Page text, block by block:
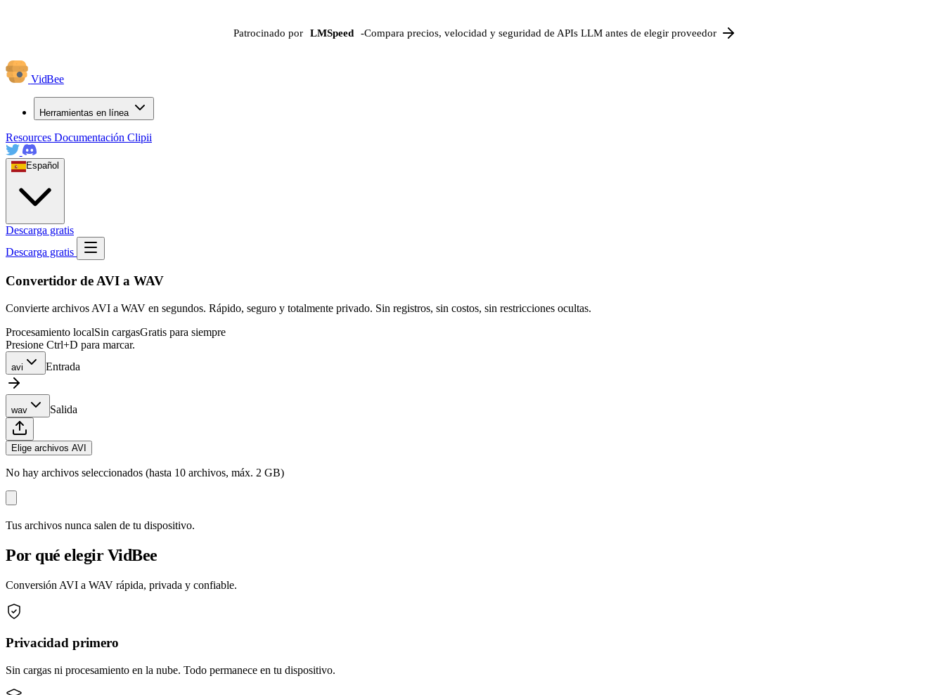
Patrocinado por LMSpeed -Compara precios, velocidad y seguridad de APIs LLM antes de elegir proveedor
VidBee
Herramientas en línea
Resources Documentación Clipii
Español
Descarga gratis
Descarga gratis
Convertidor de AVI a WAV
Convierte archivos AVI a WAV en segundos. Rápido, seguro y totalmente privado. Sin registros, sin costos, sin restricciones ocultas.
Procesamiento localSin cargasGratis para siempre
Presione Ctrl+D para marcar.
avi Entrada
wav Salida
Elige archivos AVI
No hay archivos seleccionados (hasta 10 archivos, máx. 2 GB)
Tus archivos nunca salen de tu dispositivo.
Por qué elegir VidBee
Conversión AVI a WAV rápida, privada y confiable.
Privacidad primero
Sin cargas ni procesamiento en la nube. Todo permanece en tu dispositivo.